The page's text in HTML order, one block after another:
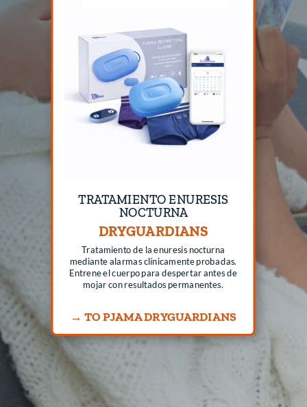
TRATAMIENTO ENURESIS
NOCTURNA
DRYGUARDIANS
Tratamiento de la enuresis nocturna
mediante alarmas clínicamente probadas.
Entrene el cuerpo para despertar antes de
mojar con resultados permanentes.
→ TO PJAMA DRYGUARDIANS